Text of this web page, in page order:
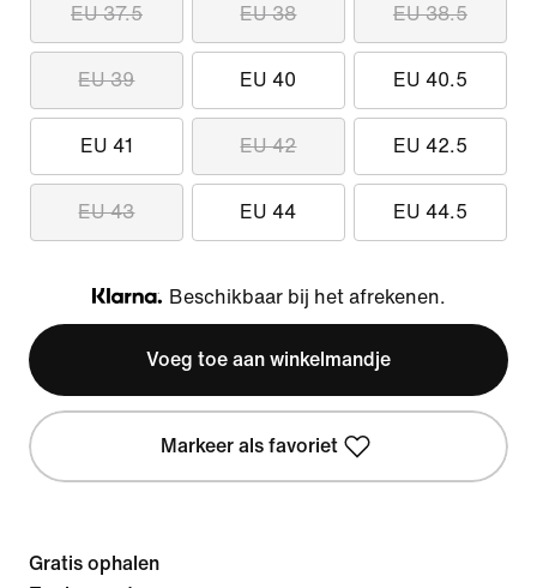
EU 37.5 EU 38 EU 38.5
EU 39 EU 40 EU 40.5
EU 41 EU 42 EU 42.5
EU 43 EU 44 EU 44.5
Klarna
Beschikbaar bij het afrekenen.
Voeg toe aan winkelmandje
Markeer als favoriet
Gratis ophalen